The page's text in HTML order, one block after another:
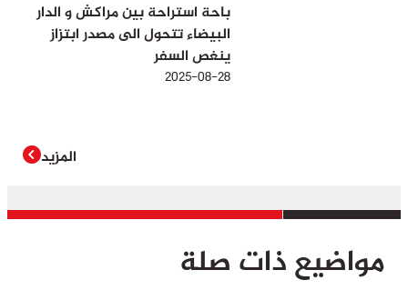
باحة استراحة بين مراكش و الدار
البيضاء تتحول الى مصدر ابتزاز
ينغص السفر
2025-08-28
المزيد
مواضيع ذات صلة